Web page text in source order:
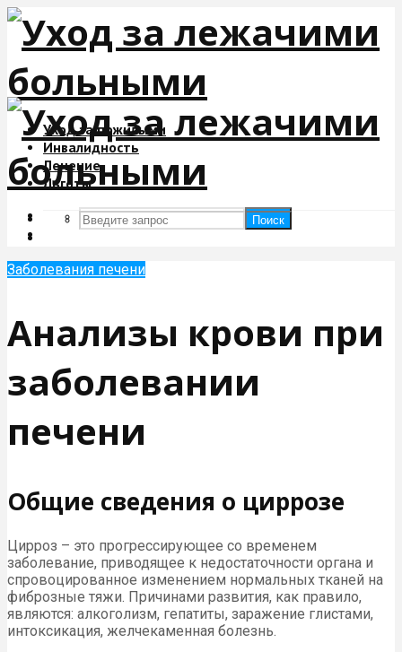
Уход за пожилыми
Инвалидность
Лечение
Льготы
Поиск
Поиск
Заболевания печени
Анализы крови при
заболевании
печени
Общие сведения о циррозе
Цирроз – это прогрессирующее со временем
заболевание, приводящее к недостаточности органа и
спровоцированное изменением нормальных тканей на
фиброзные тяжи. Причинами развития, как правило,
являются: алкоголизм, гепатиты, заражение глистами,
интоксикация, желчекаменная болезнь.